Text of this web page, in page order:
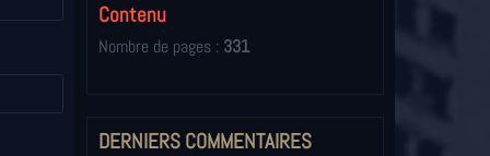
Contenu
Nombre de pages : 331
DERNIERS COMMENTAIRES